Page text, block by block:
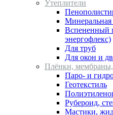
Утеплители
Минеральная
Вспененный
энергофлекс)
Для труб
Для окон и
Плёнки, мембраны,
Паро- и
Геотекстиль
Рубероид,
Мастики,